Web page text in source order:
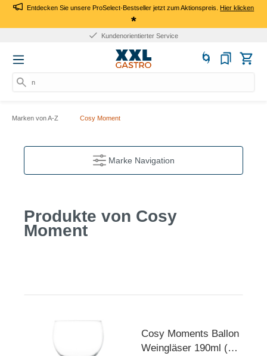
Entdecken Sie unsere ProSelect-Bestseller jetzt zum Aktionspreis.Hier klicken
*
Kundenorientierter Service
na
Marken von A-Z Cosy Moment
Marke Navigation
Produkte von Cosy
Moment
Cosy Moments Ballon
Weingläser 190ml (12